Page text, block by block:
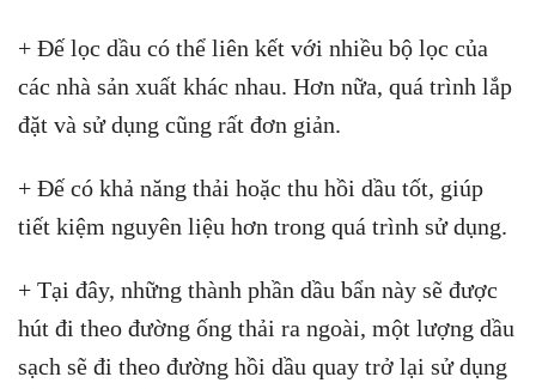
+ Đế lọc dầu có thể liên kết với nhiều bộ lọc của
các nhà sản xuất khác nhau. Hơn nữa, quá trình lắp
đặt và sử dụng cũng rất đơn giản.
+ Đế có khả năng thải hoặc thu hồi dầu tốt, giúp
tiết kiệm nguyên liệu hơn trong quá trình sử dụng.
+ Tại đây, những thành phần dầu bẩn này sẽ được
hút đi theo đường ống thải ra ngoài, một lượng dầu
sạch sẽ đi theo đường hồi dầu quay trở lại sử dụng